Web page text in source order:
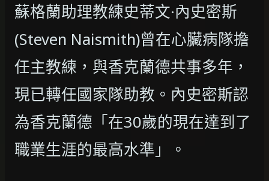
蘇格蘭助理教練史蒂文·內史密斯
(Steven Naismith)曾在心臟病隊擔
任主教練，與香克蘭德共事多年，
現已轉任國家隊助教。內史密斯認
為香克蘭德「在30歲的現在達到了
職業生涯的最高水準」。